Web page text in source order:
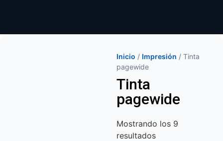
Inicio / Impresión / Tinta
pagewide
Tinta
pagewide
Mostrando los 9
resultados